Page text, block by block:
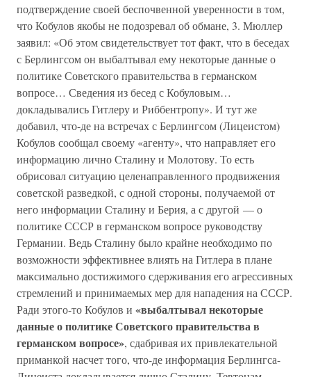
подтверждение своей беспочвенной уверенности в том,
что Кобулов якобы не подозревал об обмане, 3. Мюллер
заявил: «Об этом свидетельствует тот факт, что в беседах
с Берлингсом он выбалтывал ему некоторые данные о
политике Советского правительства в германском
вопросе… Сведения из бесед с Кобуловым…
докладывались Гитлеру и Риббентропу». И тут же
добавил, что-де на встречах с Берлингсом (Лицеистом)
Кобулов сообщал своему «агенту», что направляет его
информацию лично Сталину и Молотову. То есть
обрисовал ситуацию целенаправленного продвижения
советской разведкой, с одной стороны, получаемой от
него информации Сталину и Берия, а с другой — о
политике СССР в германском вопросе руководству
Германии. Ведь Сталину было крайне необходимо по
возможности эффективнее влиять на Гитлера в плане
максимально достижимого сдерживания его агрессивных
стремлений и принимаемых мер для нападения на СССР.
Ради этого-то Кобулов и «выбалтывал некоторые
данные о политике Советского правительства в
германском вопросе», сдабривая их привлекательной
приманкой насчет того, что-де информация Берлингса-